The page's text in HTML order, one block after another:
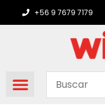
+56 9 7679 7179